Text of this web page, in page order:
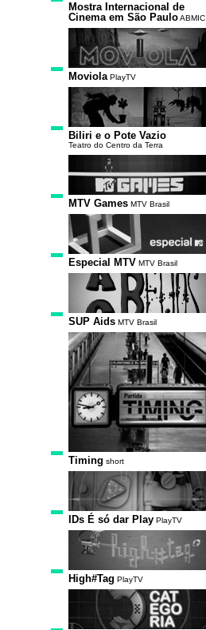
Mostra Internacional de
Cinema em São PauloABMIC
Moviola PlayTV
Biliri e o Pote Vazio
Teatro do Centro da Terra
MTV Games MTV Brasil
Especial MTV MTV Brasil
SUP Aids MTV Brasil
Timing short
IDs É só dar Play PlayTV
High#Tag PlayTV